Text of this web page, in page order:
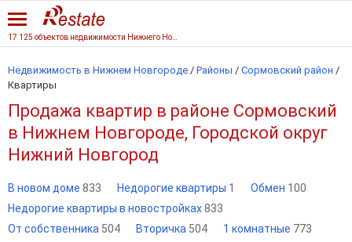
Недвижимость в Нижнем Новгороде / Районы / Сормовский район /
Квартиры
Продажа квартир в районе Сормовский
в Нижнем Новгороде, Городской округ
Нижний Новгород
В новом доме 833 Недорогие квартиры 1 Обмен 100
Недорогие квартиры в новостройках833
От собственника 504 Вторичка 504 1 комнатные 773